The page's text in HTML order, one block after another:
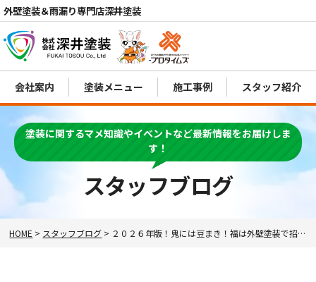
外壁塗装＆雨漏り専門店深井塗装
電話
会社案内 塗装メニュー 施工事例 スタッフ紹介
スタッフブログ
塗装に関するマメ知識やイベントなど最新情報をお届けしま
す！
HOME > スタッフブログ > ２０２６年版！鬼には豆まき！福は外壁塗装で招きましょう！🏠